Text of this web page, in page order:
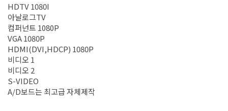
HDTV 1080I
아날로그TV
컴퍼넌트 1080P
VGA 1080P
HDMI(DVI,HDCP) 1080P
비디오 1
비디오 2
S-VIDEO
A/D보드는 최고급 자체제작